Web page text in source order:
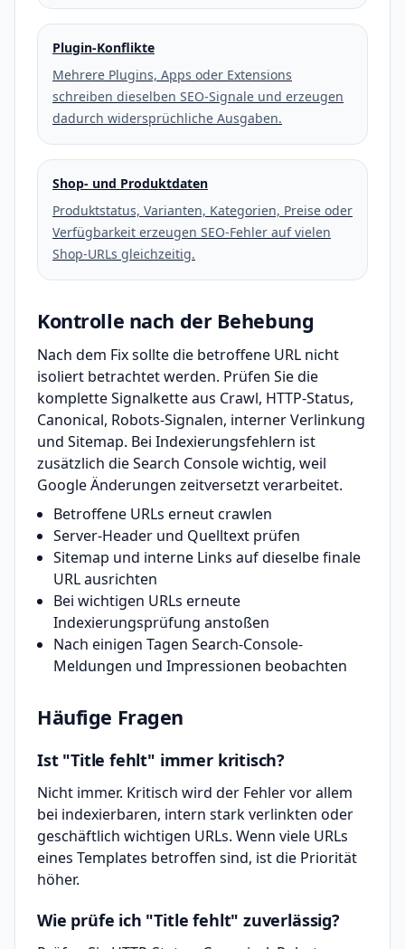
Plugin-Konflikte
Mehrere Plugins, Apps oder Extensions
schreiben dieselben SEO-Signale und erzeugen
dadurch widersprüchliche Ausgaben.
Shop- und Produktdaten
Produktstatus, Varianten, Kategorien, Preise oder
Verfügbarkeit erzeugen SEO-Fehler auf vielen
Shop-URLs gleichzeitig.
Kontrolle nach der Behebung
Nach dem Fix sollte die betroffene URL nicht
isoliert betrachtet werden. Prüfen Sie die
komplette Signalkette aus Crawl, HTTP-Status,
Canonical, Robots-Signalen, interner Verlinkung
und Sitemap. Bei Indexierungsfehlern ist
zusätzlich die Search Console wichtig, weil
Google Änderungen zeitversetzt verarbeitet.
Betroffene URLs erneut crawlen
Server-Header und Quelltext prüfen
Sitemap und interne Links auf dieselbe finale
URL ausrichten
Bei wichtigen URLs erneute
Indexierungsprüfung anstoßen
Nach einigen Tagen Search-Console-
Meldungen und Impressionen beobachten
Häufige Fragen
Ist "Title fehlt" immer kritisch?
Nicht immer. Kritisch wird der Fehler vor allem
bei indexierbaren, intern stark verlinkten oder
geschäftlich wichtigen URLs. Wenn viele URLs
eines Templates betroffen sind, ist die Priorität
höher.
Wie prüfe ich "Title fehlt" zuverlässig?